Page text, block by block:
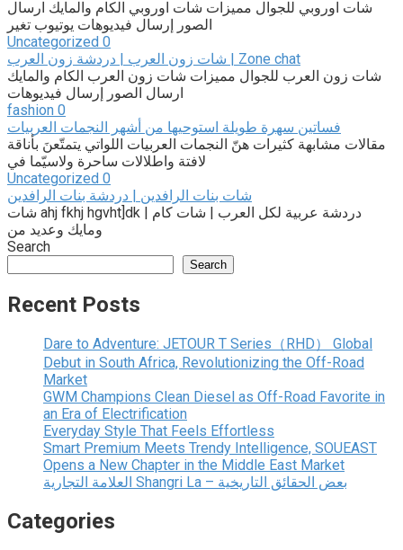
شات اوروبي للجوال مميزات شات اوروبي الكام والمايك ارسال
الصور إرسال فيديوهات يوتيوب تغير
Uncategorized 0
شات زون العرب | دردشة زون العرب | Zone chat
شات زون العرب للجوال مميزات شات زون العرب الكام والمايك
ارسال الصور إرسال فيديوهات
fashion 0
فساتين سهرة طويلة استوحيها من أشهر النجمات العربيات
مقالات مشابهة كثيرات هنّ النجمات العربيات اللواتي يتمتّعنَ بأناقة
لافتة واطلالات ساحرة ولاسيّما في
Uncategorized 0
شات بنات الرافدين | دردشة بنات الرافدين
شات ahj fkhj hgvht]dk | دردشة عربية لكل العرب | شات كام
ومايك وعديد من
Search
Search
Recent Posts
Dare to Adventure: JETOUR T Series（RHD） Global
Debut in South Africa, Revolutionizing the Off-Road
Market
GWM Champions Clean Diesel as Off-Road Favorite in
an Era of Electrification
Everyday Style That Feels Effortless
Smart Premium Meets Trendy Intelligence, SOUEAST
Opens a New Chapter in the Middle East Market
العلامة التجارية Shangri La – بعض الحقائق التاريخية
Categories